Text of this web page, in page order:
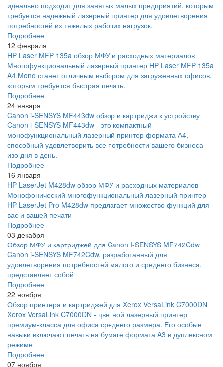
идеально подходит для занятых малых предприятий, которым
требуется надежный лазерный принтер для удовлетворения
потребностей их тяжелых рабочих нагрузок.
Подробнее
12 февраля
HP Laser MFP 135a обзор МФУ и расходных материалов
Многофункциональный лазерный принтер HP Laser MFP 135a
A4 Mono станет отличным выбором для загруженных офисов,
которым требуется быстрая печать.
Подробнее
24 января
Canon i-SENSYS MF443dw обзор и картриджи к устройству
Canon i-SENSYS MF443dw - это компактный
монофункциональный лазерный принтер формата А4,
способный удовлетворить все потребности вашего бизнеса
изо дня в день.
Подробнее
16 января
HP LaserJet M428dw обзор МФУ и расходных материалов
Монофонический многофункциональный лазерный принтер
HP LaserJet Pro M428dw предлагает множество функций для
вас и вашей печати
Подробнее
03 декабря
Обзор МФУ и картриджей для Canon I-SENSYS MF742Cdw
Canon i-SENSYS MF742Cdw, разработанный для
удовлетворения потребностей малого и среднего бизнеса,
представляет собой
Подробнее
22 ноября
Обзор принтера и картриджей для Xerox VersaLink C7000DN
Xerox VersaLink C7000DN - цветной лазерный принтер
премиум-класса для офиса среднего размера. Его особые
навыки включают печать на бумаге формата A3 в дуплексном
режиме
Подробнее
07 ноября